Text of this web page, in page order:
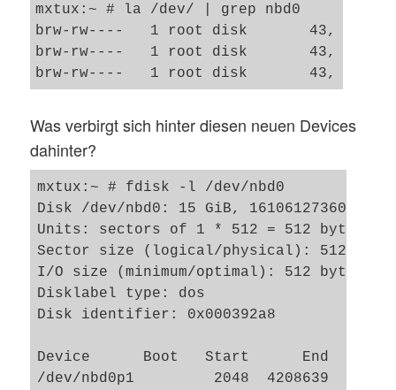
mxtux:~ # la /dev/ | grep nbd0
brw-rw----   1 root disk       43,   0
brw-rw----   1 root disk       43,   1 Aug
Was verbirgt sich hinter diesen neuen Devices
dahinter?
mxtux:~ # fdisk -l /dev/nbd0
Disk /dev/nbd0: 15 GiB, 16106127360
Units: sectors of 1 * 512 = 512 bytes
Sector size (logical/physical): 512
I/O size (minimum/optimal): 512 bytes /
Disklabel type: dos
Disk identifier: 0x000392a8
Device      Boot   Start      End
/dev/nbd0p1         2048  4208639